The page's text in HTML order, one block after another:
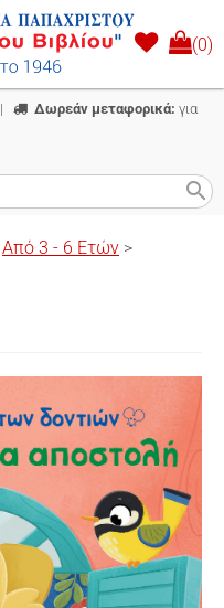
(0)
| Δωρεάν μεταφορικά: για
search
Από 3 - 6 Ετών >